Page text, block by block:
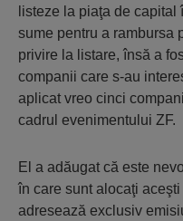
listeze la piaţa de
sume pentru a rambursa
privire la listare, însă a
companii care s-au
aplicat vreo cinci
cadrul evenimentului ZF.
El a adăugat că este
în care sunt alocaţi
adresează exclusiv